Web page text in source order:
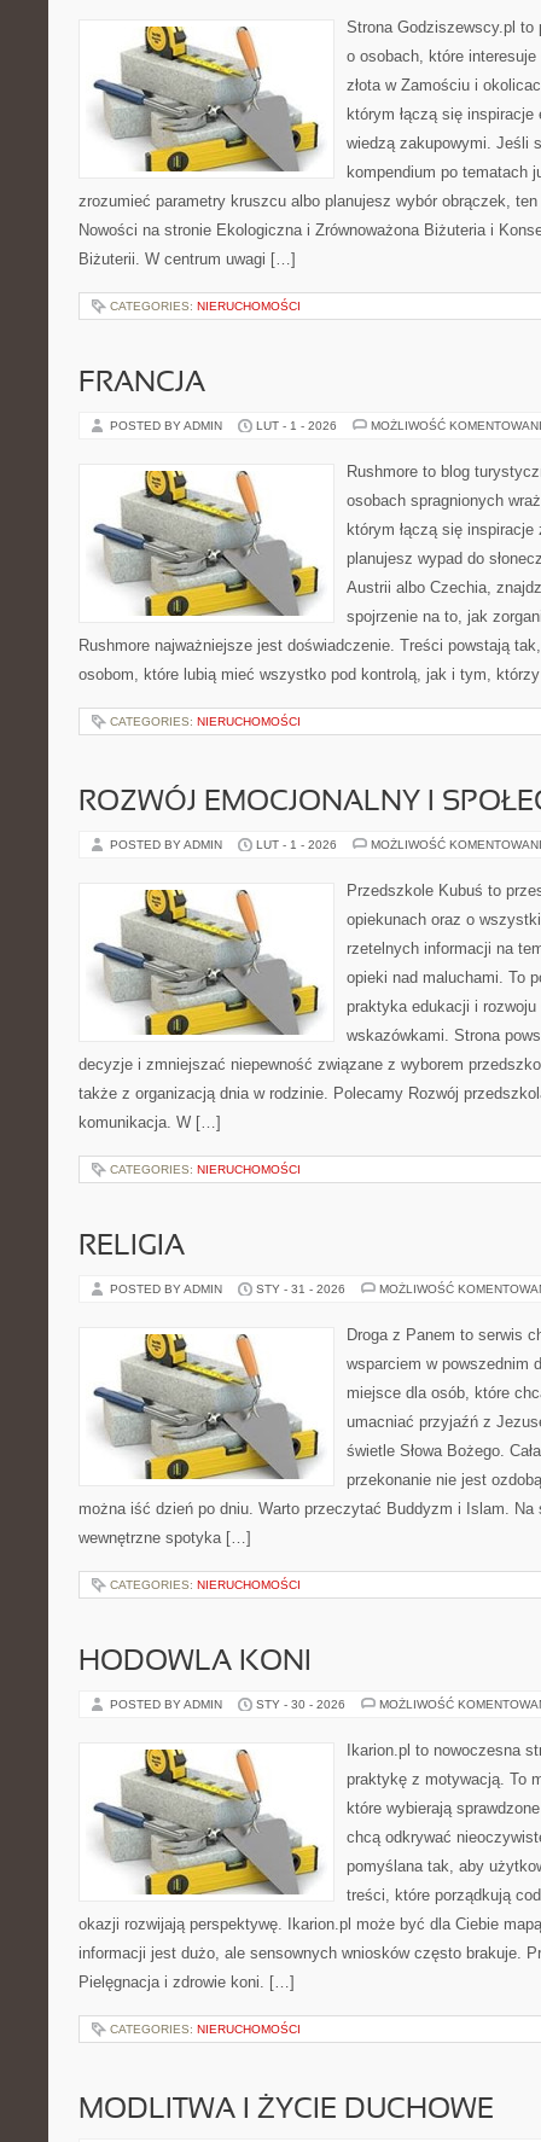
Strona Godziszewscy.pl to
o osobach, które
złota w Zamościu i
którym łączą się
wiedzą zakupowymi. Jeśli
kompendium po tematach
zrozumieć parametry kruszcu albo planujesz wybór obrączek,
Nowości na stronie Ekologiczna i Zrównoważona Biżuteria i
Biżuterii. W centrum uwagi […]
CATEGORIES: NIERUCHOMOŚCI
FRANCJA
POSTED BY ADMIN LUT - 1 - 2026 MOŻLIWOŚĆ
Rushmore to blog
osobach spragnionych
którym łączą się
planujesz wypad do
Austrii albo Czechia,
spojrzenie na to, jak
Rushmore najważniejsze jest doświadczenie. Treści powstają
osobom, które lubią mieć wszystko pod kontrolą, jak i tym,
CATEGORIES: NIERUCHOMOŚCI
ROZWÓJ EMOCJONALNY I
POSTED BY ADMIN LUT - 1 - 2026 MOŻLIWOŚĆ
Przedszkole Kubuś to
opiekunach oraz o
rzetelnych informacji na
opieki nad maluchami. To
praktyka edukacji i
wskazówkami. Strona
decyzje i zmniejszać niepewność związane z wyborem
także z organizacją dnia w rodzinie. Polecamy Rozwój
komunikacja. W […]
CATEGORIES: NIERUCHOMOŚCI
RELIGIA
POSTED BY ADMIN STY - 31 - 2026 MOŻLIWOŚĆ
Droga z Panem to serwis
wsparciem w powszednim
miejsce dla osób, które
umacniać przyjaźń z
świetle Słowa Bożego.
przekonanie nie jest
można iść dzień po dniu. Warto przeczytać Buddyzm i Islam.
wewnętrzne spotyka […]
CATEGORIES: NIERUCHOMOŚCI
HODOWLA KONI
POSTED BY ADMIN STY - 30 - 2026 MOŻLIWOŚĆ
Ikarion.pl to nowoczesna
praktykę z motywacją. To
które wybierają
chcą odkrywać
pomyślana tak, aby
treści, które porządkują
okazji rozwijają perspektywę. Ikarion.pl może być dla Ciebie
informacji jest dużo, ale sensownych wniosków często brakuje.
Pielęgnacja i zdrowie koni. […]
CATEGORIES: NIERUCHOMOŚCI
MODLITWA I ŻYCIE DUCHOWE